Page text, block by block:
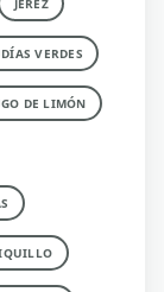
VERDES
DE LIMÓN